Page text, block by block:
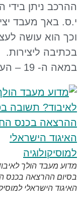
ההרכב ניתן בידי
י.ס. באך מעבד
וכך הוא עושה
בכתיבה ליצירות.
במאה ה- 19 – העיבודים לכלי המקלדת רבים.
מדוע מעבד הולך
בסיום ההרצאה בכנס
האיגוד הישראלי